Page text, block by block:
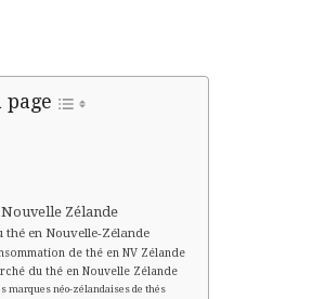
page
Zélande
thé en Nouvelle-Zélande
de thé en NV Zélande
du thé en Nouvelle Zélande
marques néo-zélandaises de thés